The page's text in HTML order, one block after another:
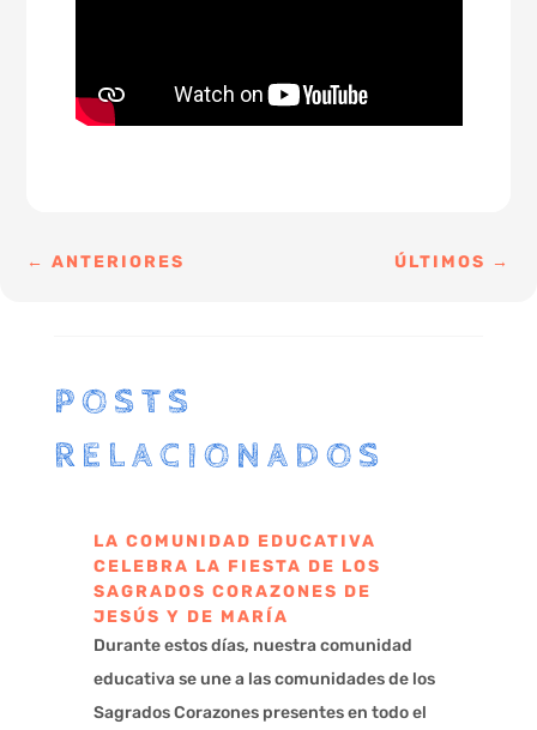
←ANTERIORES ÚLTIMOS →
POSTS
RELACIONADOS
LA COMUNIDAD EDUCATIVA
CELEBRA LA FIESTA DE LOS
SAGRADOS CORAZONES DE
JESÚS Y DE MARÍA
Durante estos días, nuestra comunidad
educativa se une a las comunidades de los
Sagrados Corazones presentes en todo el